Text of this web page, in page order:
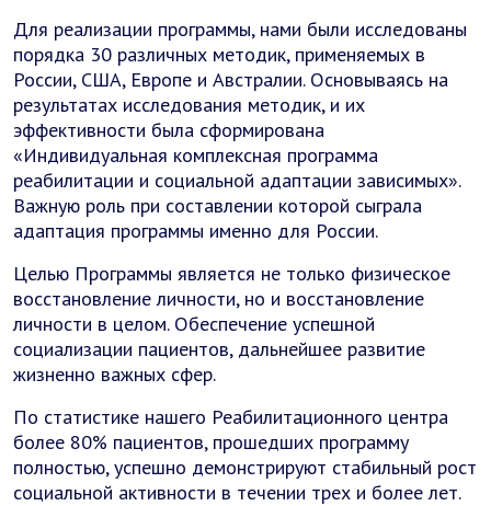
Для реализации программы, нами были исследованы
порядка 30 различных методик, применяемых в
России, США, Европе и Австралии. Основываясь на
результатах исследования методик, и их
эффективности была сформирована
«Индивидуальная комплексная программа
реабилитации и социальной адаптации зависимых».
Важную роль при составлении которой сыграла
адаптация программы именно для России.
Целью Программы является не только физическое
восстановление личности, но и восстановление
личности в целом. Обеспечение успешной
социализации пациентов, дальнейшее развитие
жизненно важных сфер.
По статистике нашего Реабилитационного центра
более 80% пациентов, прошедших программу
полностью, успешно демонстрируют стабильный рост
социальной активности в течении трех и более лет.